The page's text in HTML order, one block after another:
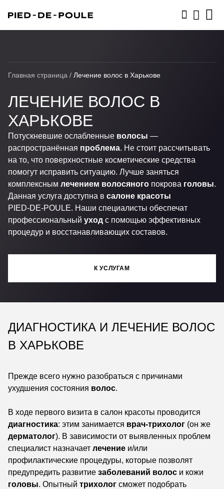
Главная страница / Лечение волос в Харькове
ЛЕЧЕНИЕ ВОЛОС В
ХАРЬКОВЕ
Потускневшие ослабленные волосы —
распространённая проблема. Не стоит рассчитывать
на то, что поверхностные косметические средства
помогут исправить ситуацию. Лучше заняться
комплексным лечением волосяного покрова головы.
Данная услуга доступна в салоне красоты
PIED-DE-POULE. Наши специалисты обеспечат
профессиональный уход с помощью эффективных
процедур и восстанавливающих составов.
К УСЛУГАМ
ДИАГНОСТИКА И ЛЕЧЕНИЕ ВОЛОС
В ХАРЬКОВЕ
Прежде всего нужно разобраться с причинами
ухудшения состояния волос.
В ходе первого визита в салон красоты проводится
диагностика: этим занимается врач-трихолог (он же
дерматолог). В зависимости от выявленных проблем
специалист назначает лечение и/или
профилактические процедуры, которые позволят
предупредить развитие заболеваний волос и кожи
головы. Опытный трихолог сможет подобрать